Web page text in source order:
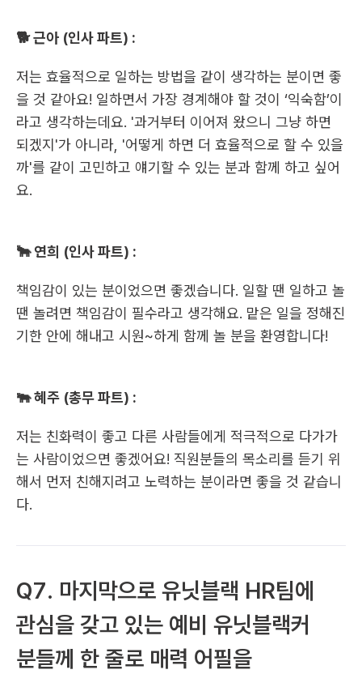
🐕 근아 (인사 파트) :
저는 효율적으로 일하는 방법을 같이 생각하는 분이면 좋
을 것 같아요! 일하면서 가장 경계해야 할 것이 ‘익숙함’이
라고 생각하는데요. '과거부터 이어져 왔으니 그냥 하면
되겠지'가 아니라, '어떻게 하면 더 효율적으로 할 수 있을
까'를 같이 고민하고 얘기할 수 있는 분과 함께 하고 싶어
요.
🐂 연희 (인사 파트) :
책임감이 있는 분이었으면 좋겠습니다. 일할 땐 일하고 놀
땐 놀려면 책임감이 필수라고 생각해요. 맡은 일을 정해진
기한 안에 해내고 시원~하게 함께 놀 분을 환영합니다!
🐃 혜주 (총무 파트) :
저는 친화력이 좋고 다른 사람들에게 적극적으로 다가가
는 사람이었으면 좋겠어요! 직원분들의 목소리를 듣기 위
해서 먼저 친해지려고 노력하는 분이라면 좋을 것 같습니
다.
Q7. 마지막으로 유닛블랙 HR팀에
관심을 갖고 있는 예비 유닛블랙커
분들께 한 줄로 매력 어필을